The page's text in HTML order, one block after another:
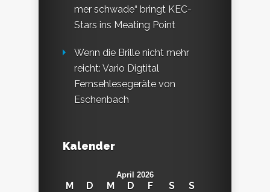
mer schwade“ bringt KEC-
Stars ins Meating Point
Wenn die Brille nicht mehr
reicht: Vario Digtital
Fernsehlesegeräte von
Eschenbach
Kalender
April 2026
M D M D F S
S